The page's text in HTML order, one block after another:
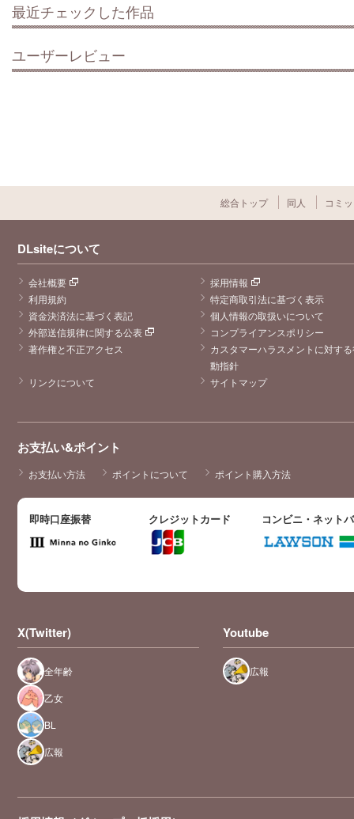
最近チェックした作品
ユーザーレビュー
総合トップ 同人 コミ
DLsiteについて
会社概要
採用情報
利用規約
特定商取引法に基づく表示
資金決済法に基づく表記
個人情報の取扱いについて
外部送信規律に関する公表
コンプライアンスポリシー
著作権と不正アクセス
カスタマーハラスメントに対す
動指針
リンクについて
サイトマップ
お支払い&ポイント
お支払い方法 ポイントについて ポイント購入方法
即時口座振替 クレジットカード コンビニ・ネット
X(Twitter)
全年齢
乙女
BL
広報
Youtube
広報